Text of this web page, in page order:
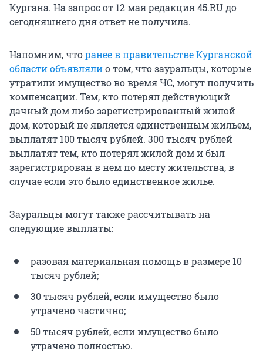
Кургана. На запрос от 12 мая редакция 45.RU до
сегодняшнего дня ответ не получила.
Напомним, чторанее в правительстве Курганской
области объявлялио том, что зауральцы, которые
утратили имущество во время ЧС, могут получить
компенсации. Тем, кто потерял действующий
дачный дом либо зарегистрированный жилой
дом, который не является единственным жильем,
выплатят 100 тысяч рублей. 300 тысяч рублей
выплатят тем, кто потерял жилой дом и был
зарегистрирован в нем по месту жительства, в
случае если это было единственное жилье.
Зауральцы могут также рассчитывать на
следующие выплаты:
разовая материальная помощь в размере 10
тысяч рублей;
30 тысяч рублей, если имущество было
утрачено частично;
50 тысяч рублей, если имущество было
утрачено полностью.